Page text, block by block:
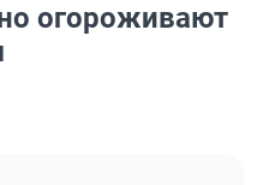
огороживают